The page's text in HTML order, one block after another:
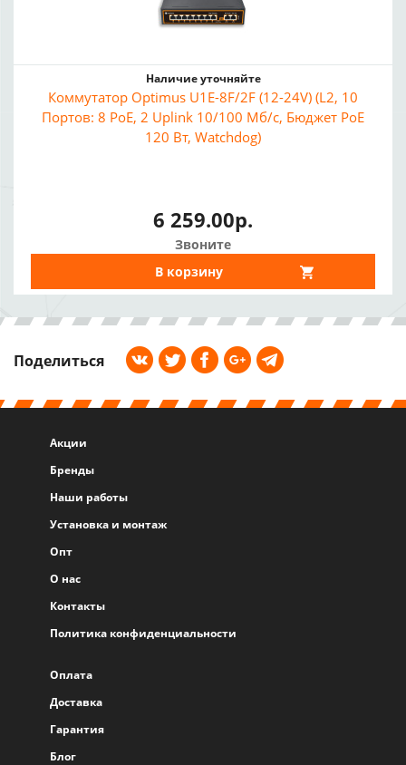
Наличие уточняйте
Коммутатор Optimus U1E-8F/2F (12-24V) (L2, 10
Портов: 8 PoE, 2 Uplink 10/100 Мб/с, Бюджет PoE
120 Вт, Watchdog)
6 259.00р.
Звоните
В корзину
Поделиться
Акции
Бренды
Наши работы
Установка и монтаж
Опт
О нас
Контакты
Политика конфиденциальности
Оплата
Доставка
Гарантия
Блог